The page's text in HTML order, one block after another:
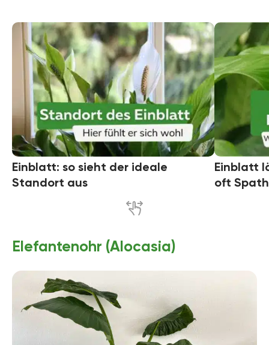
Einblatt: so sieht der ideale
Standort aus
Einblatt
oft
Elefantenohr (Alocasia)